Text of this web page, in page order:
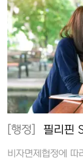
[행정] 필리핀
비자면제협정에 따